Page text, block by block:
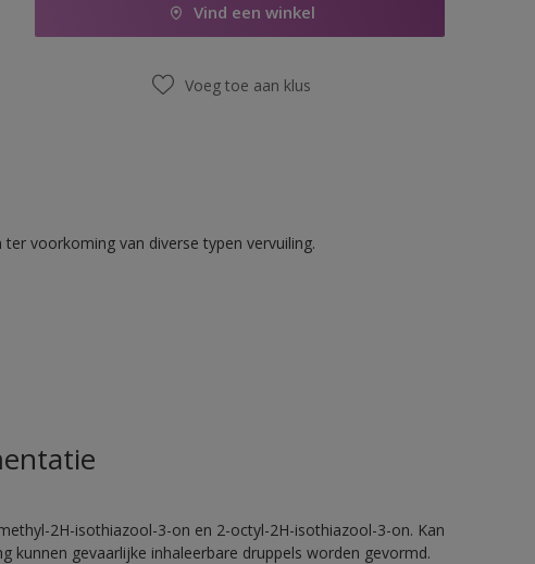
Vind een winkel
Voeg toe aan klus
voorkoming van diverse typen vervuiling.
2H-isothiazool-3-on en 2-octyl-2H-isothiazool-3-on. Kan
kunnen gevaarlijke inhaleerbare druppels worden gevormd.